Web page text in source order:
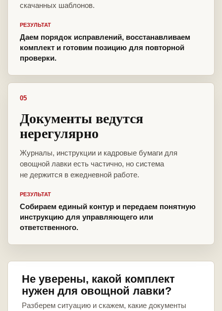
скачанных шаблонов.
РЕЗУЛЬТАТ
Даем порядок исправлений, восстанавливаем
комплект и готовим позицию для повторной
проверки.
05
Документы ведутся
нерегулярно
Журналы, инструкции и кадровые бумаги для
овощной лавки есть частично, но система
не держится в ежедневной работе.
РЕЗУЛЬТАТ
Собираем единый контур и передаем понятную
инструкцию для управляющего или
ответственного.
Не уверены, какой комплект
нужен для овощной лавки?
Разберем ситуацию и скажем, какие документы